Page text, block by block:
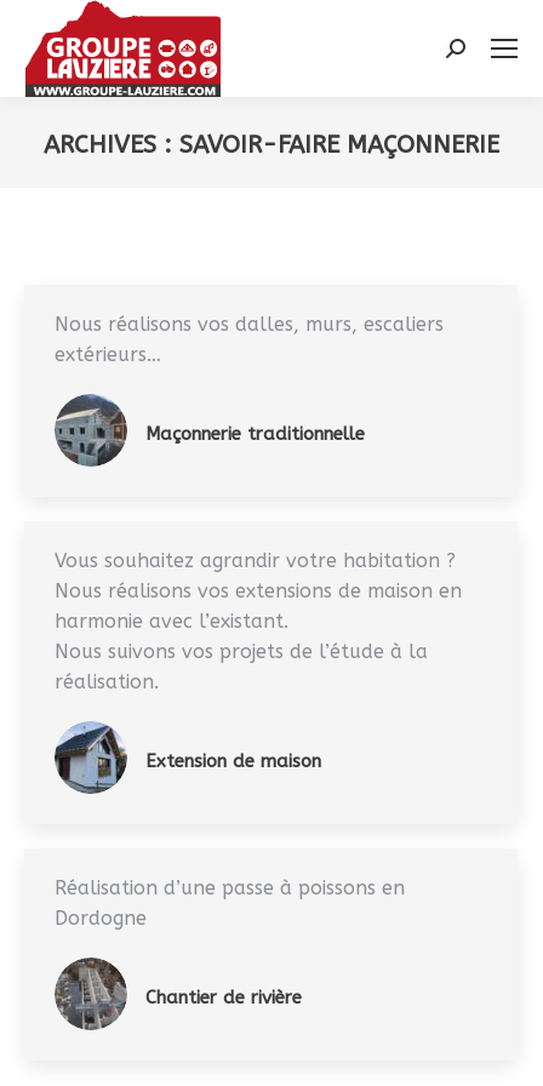
Recherche
ARCHIVES : SAVOIR-FAIRE MAÇONNERIE
Nous réalisons vos dalles, murs, escaliers
extérieurs…
Maçonnerie traditionnelle
Vous souhaitez agrandir votre habitation ?
Nous réalisons vos extensions de maison en
harmonie avec l’existant.
Nous suivons vos projets de l’étude à la
réalisation.
Extension de maison
Réalisation d’une passe à poissons en
Dordogne
Chantier de rivière